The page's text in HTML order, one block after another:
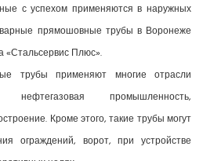
с успехом применяются в наружных
прямошовные трубы в Воронеже
«Стальсервис Плюс».
трубы применяют многие отрасли
промышленность,
Кроме этого, такие трубы могут
ограждений, ворот, при устройстве